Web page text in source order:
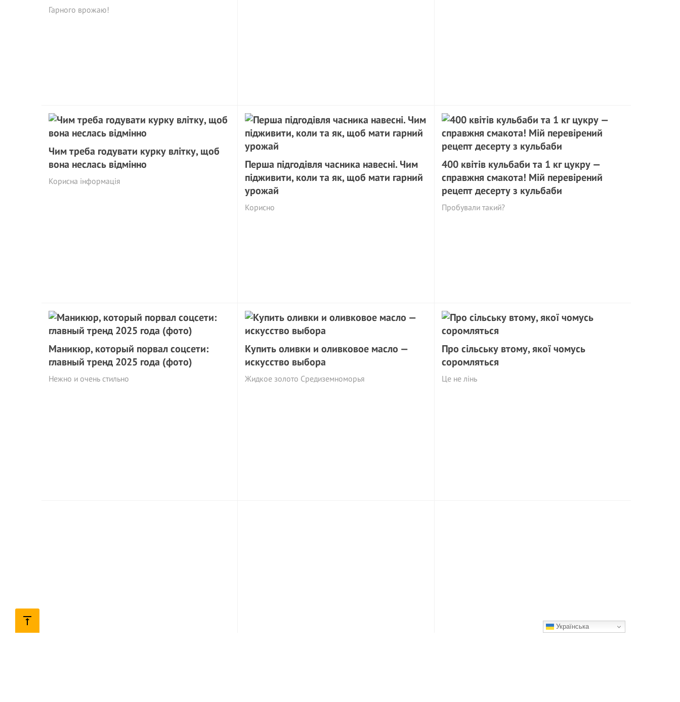
Гарного врожаю!
Чим треба годувати курку влітку, щоб
вона неслась відмінно
Корисна інформація
Перша підгодівля часника навесні. Чим
підживити, коли та як, щоб мати гарний
урожай
Корисно
400 квітів кульбаби та 1 кг цукру —
справжня смакота! Мій перевірений
рецепт десерту з кульбаби
Пробували такий?
Маникюр, который пopвaл соцсети:
главный тренд 2025 года (фото)
Нежно и очень стильно
Купить оливки и оливковое масло —
искусство выбора
Жидкое золото Средиземноморья
Про сільську втому, якої чомусь
соромляться
Це не лінь
Українська